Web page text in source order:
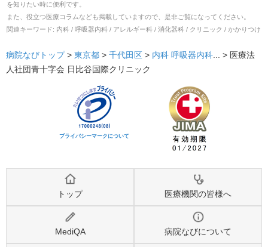
を知りたい時に便利です。
また、役立つ医療コラムなども掲載していますので、是非ご覧になってください。
関連キーワード: 内科 / 呼吸器内科 / アレルギー科 / 消化器科 / クリニック / かかりつけ
病院なびトップ > 東京都 > 千代田区 > 内科 呼吸器内科... > 医療法
人社団青十字会 日比谷国際クリニック
プライバシーマークについて
トップ 医療機関の皆様へ
MediQA 病院なびについて